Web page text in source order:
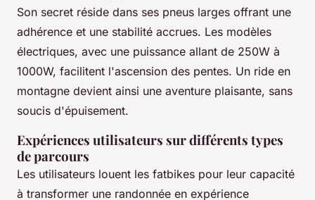
Son secret réside dans ses pneus larges offrant une
adhérence et une stabilité accrues. Les modèles
électriques, avec une puissance allant de 250W à
1000W, facilitent l'ascension des pentes. Un ride en
montagne devient ainsi une aventure plaisante, sans
soucis d'épuisement.
Expériences utilisateurs sur différents types
de parcours
Les utilisateurs louent les fatbikes pour leur capacité
à transformer une randonnée en expérience